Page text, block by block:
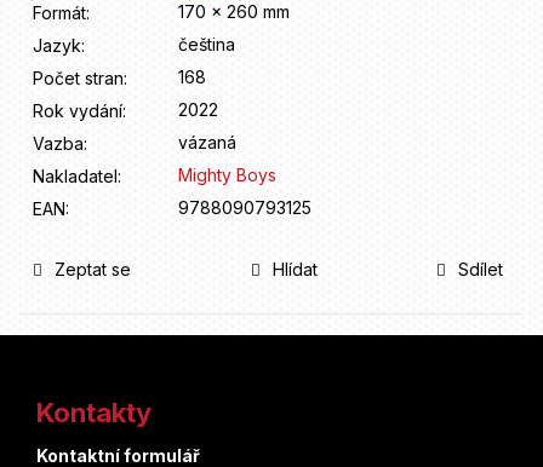
Formát:
170 x 260 mm
Jazyk:
čeština
Počet stran:
168
Rok vydání:
2022
Vazba:
vázaná
Nakladatel:
Mighty Boys
EAN: 9788090793125
Zeptat se Hlídat Sdílet
Kontakty
Kontaktní formulář